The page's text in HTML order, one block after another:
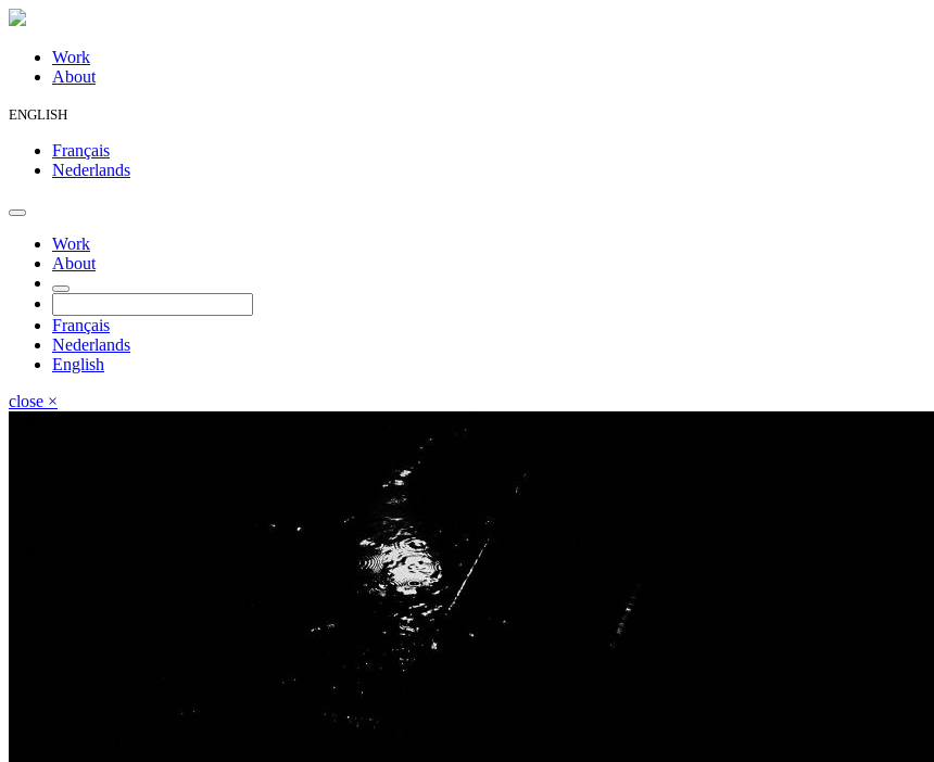
Work
About
ENGLISH
Français
Nederlands
Work
About
Français
Nederlands
English
close ×